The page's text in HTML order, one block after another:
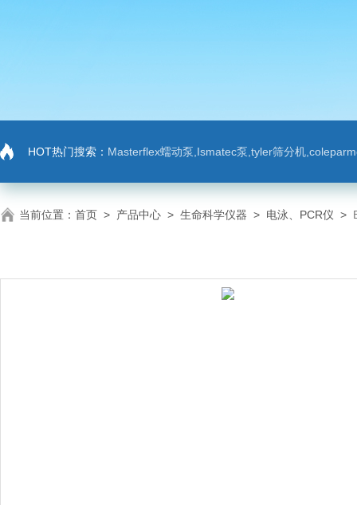
HOT热门搜索： Masterflex蠕动泵,Ismatec泵,tyler筛分机,coleparmer,注射
当前位置： 首页 > 产品中心 > 生命科学仪器 > 电泳、PCR仪 >